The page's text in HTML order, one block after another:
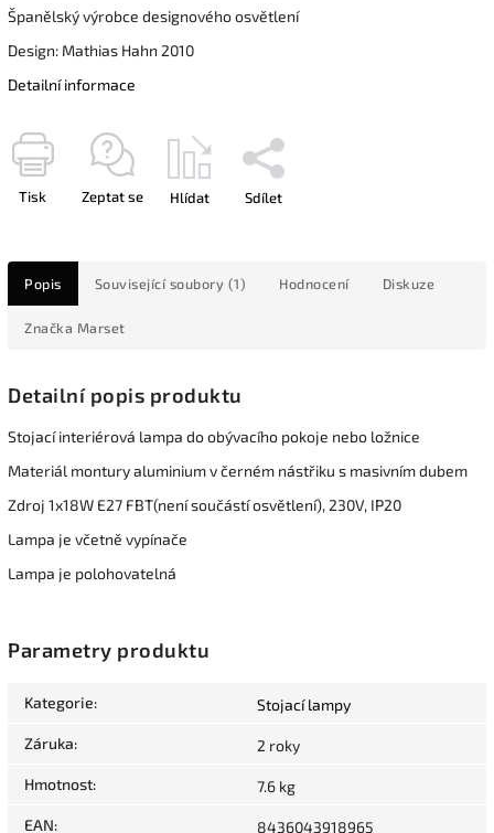
Španělský výrobce designového osvětlení
Design: Mathias Hahn 2010
Detailní informace
Tisk Zeptat se Hlídat Sdílet
Popis Související soubory (1) Hodnocení Diskuze
Značka Marset
Detailní popis produktu
Stojací interiérová lampa do obývacího pokoje nebo ložnice
Materiál montury aluminium v černém nástřiku s masivním dubem
Zdroj 1x18W E27 FBT(není součástí osvětlení), 230V, IP20
Lampa je včetně vypínače
Lampa je polohovatelná
Parametry produktu
Kategorie: Stojací lampy
Záruka: 2 roky
Hmotnost: 7.6 kg
EAN: 8436043918965